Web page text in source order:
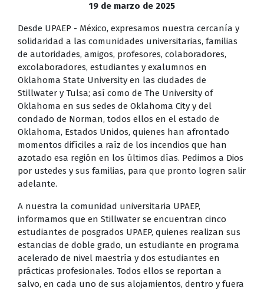
19 de marzo de 2025
Desde UPAEP - México, expresamos nuestra cercanía y
solidaridad a las comunidades universitarias, familias
de autoridades, amigos, profesores, colaboradores,
excolaboradores, estudiantes y exalumnos en
Oklahoma State University en las ciudades de
Stillwater y Tulsa; así como de The University of
Oklahoma en sus sedes de Oklahoma City y del
condado de Norman, todos ellos en el estado de
Oklahoma, Estados Unidos, quienes han afrontado
momentos difíciles a raíz de los incendios que han
azotado esa región en los últimos días. Pedimos a Dios
por ustedes y sus familias, para que pronto logren salir
adelante.
A nuestra la comunidad universitaria UPAEP,
informamos que en Stillwater se encuentran cinco
estudiantes de posgrados UPAEP, quienes realizan sus
estancias de doble grado, un estudiante en programa
acelerado de nivel maestría y dos estudiantes en
prácticas profesionales. Todos ellos se reportan a
salvo, en cada uno de sus alojamientos, dentro y fuera